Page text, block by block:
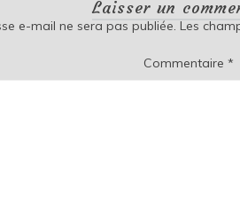
Laisser un
e-mail ne sera pas publiée. Les
Commentaire *